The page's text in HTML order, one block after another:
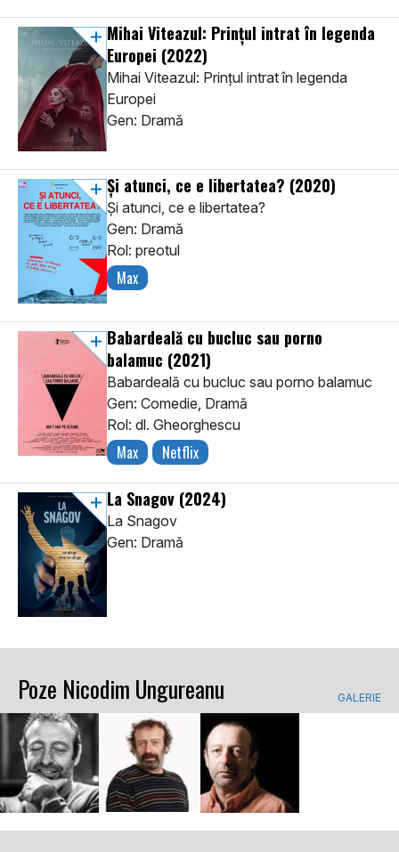
Mihai Viteazul: Prințul intrat în legenda
Europei (2022)
Mihai Viteazul: Prințul intrat în legenda
Europei
Gen: Dramă
Și atunci, ce e libertatea? (2020)
Și atunci, ce e libertatea?
Gen: Dramă
Rol: preotul
Max
Babardeală cu bucluc sau porno
balamuc (2021)
Babardeală cu bucluc sau porno balamuc
Gen: Comedie, Dramă
Rol: dl. Gheorghescu
Max Netflix
La Snagov (2024)
La Snagov
Gen: Dramă
Poze Nicodim Ungureanu GALERIE